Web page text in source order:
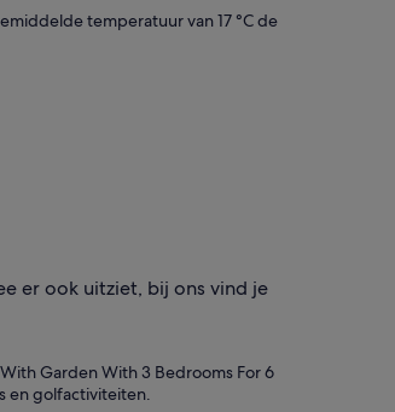
temperatuur van 17 °C de
er ook uitziet, bij ons vind je
Garden With 3 Bedrooms For 6
en golfactiviteiten.